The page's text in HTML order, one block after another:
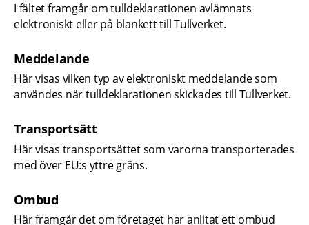
I fältet framgår om tulldeklarationen avlämnats
elektroniskt eller på blankett till Tullverket.
Meddelande
Här visas vilken typ av elektroniskt meddelande som
användes när tulldeklarationen skickades till Tullverket.
Transportsätt
Här visas transportsättet som varorna transporterades
med över EU:s yttre gräns.
Ombud
Här framgår det om företaget har anlitat ett ombud